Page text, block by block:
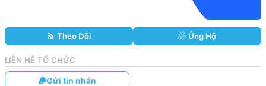
Theo Dõi Ủng Hộ
LIÊN HỆ TỔ CHỨC
Gửi tin nhắn